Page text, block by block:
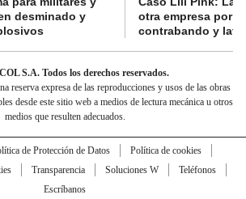
desminado y
otra empresa por
contrabando y
S.A. Todos los derechos reservados.
reserva expresa de las reproducciones y usos de las obras
desde este sitio web a medios de lectura mecánica u otros
medios que resulten adecuados.
de Protección de Datos
Política de cookies
Transparencia Soluciones W
Teléfonos
Escríbanos